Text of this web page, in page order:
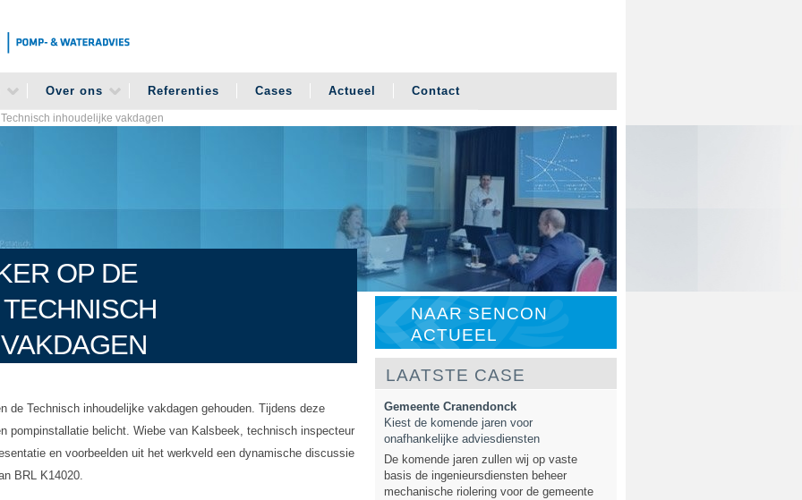
Over ons Referenties Cases Actueel Contact
inhoudelijke vakdagen
OP DE
de Technisch inhoudelijke vakdagen gehouden. Tijdens deze
pompinstallatie belicht. Wiebe van Kalsbeek, technisch inspecteur
en voorbeelden uit het werkveld een dynamische discussie
BRL K14020.
NAAR SENCON
ACTUEEL
LAATSTE CASE
Gemeente Cranendonck
Kiest de komende jaren voor
onafhankelijke adviesdiensten
De komende jaren zullen wij op vaste
basis de ingenieursdiensten beheer
mechanische riolering voor de gemeente